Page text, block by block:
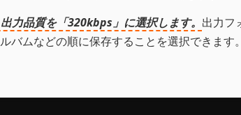
力品質を「320kbps」に選択します。 出力フ
バムなどの順に保存することを選択できます